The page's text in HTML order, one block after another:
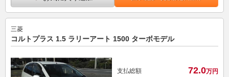
三菱
コルトプラス 1.5 ラリーアート 1500 ターボモデル
支払総額 72.0万円